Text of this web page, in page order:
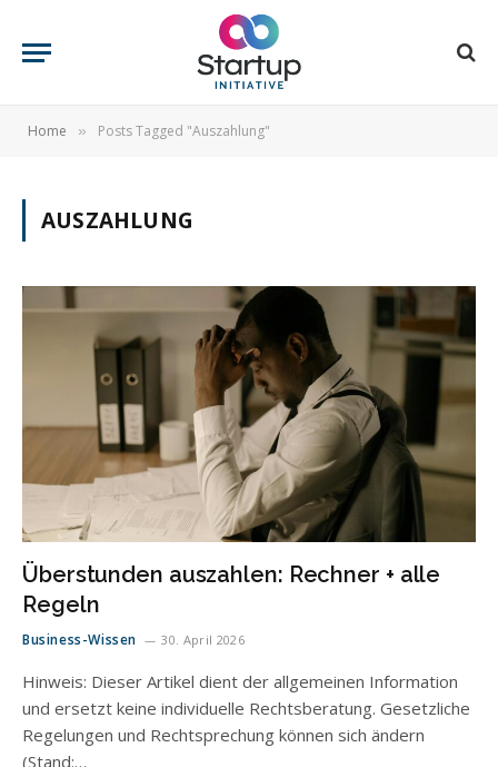
Home » Posts Tagged "Auszahlung"
AUSZAHLUNG
Überstunden auszahlen: Rechner + alle
Regeln
Business-Wissen 30. April 2026
Hinweis: Dieser Artikel dient der allgemeinen Information
und ersetzt keine individuelle Rechtsberatung. Gesetzliche
Regelungen und Rechtsprechung können sich ändern
(Stand:…